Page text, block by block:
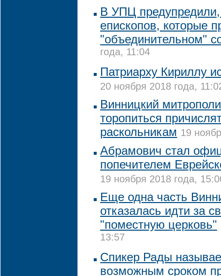
В УПЦ предупредили,
епископов, которые
"объединительном"
года, 11:04
Патриарху Кириллу
20 ноября 2018 года,
Винницкий
торопиться
раскольникам 19
Абрамович стал
попечителем
19 ноября 2018 года,
Еще одна часть
отказалась идти за
"поместную церковь"
13:57
Спикер Рады
возможным сроком